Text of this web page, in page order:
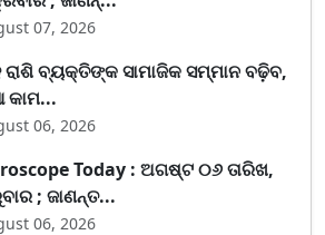
07, 2026
ରାଶି ବ୍ୟକ୍ତିଙ୍କ ସାମାଜିକ ସମ୍ମାନ ବଢ଼ିବ,
06, 2026
Today : ଅଗଷ୍ଟ ୦୬ ତାରିଖ,
; ଜାଣନ୍ତ...
06, 2026